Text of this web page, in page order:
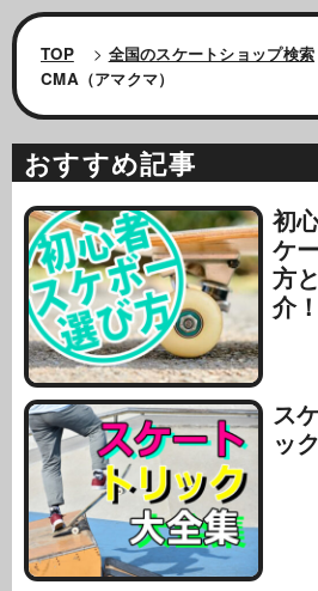
TOP > 全国のスケートショップ検索
CMA（アマクマ）
おすすめ記事
初
ケ
方
介！
ス
ッ